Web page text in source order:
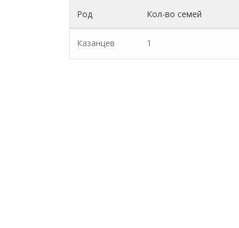
Род Кол-во семей
Казанцев 1